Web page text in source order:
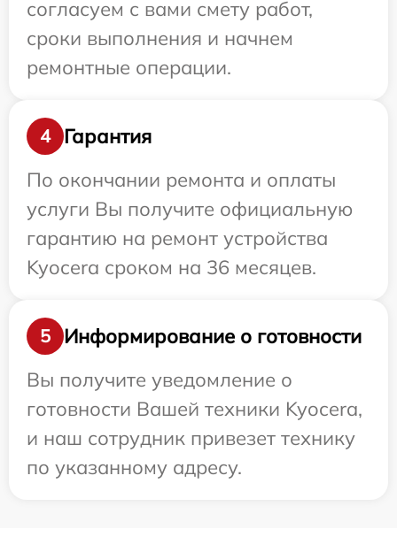
согласуем с вами смету работ,
сроки выполнения и начнем
ремонтные операции.
4
Гарантия
По окончании ремонта и оплаты
услуги Вы получите официальную
гарантию на ремонт устройства
Kyocera сроком на 36 месяцев.
5
Информирование о готовности
Вы получите уведомление о
готовности Вашей техники Kyocera,
и наш сотрудник привезет технику
по указанному адресу.